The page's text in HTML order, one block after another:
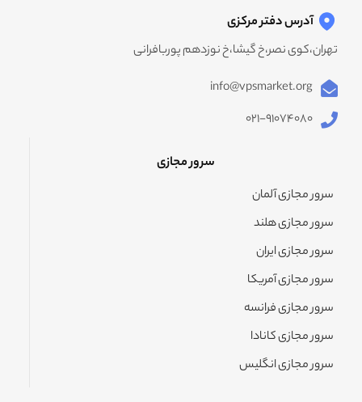
آدرس دفتر مرکزی
تهران،کوی نصر،خ گیشا،خ نوزدهم پوربافرانی
info@vpsmarket.org
۰۲۱-۹۱۰۷۴۰۸۰
سرور مجازی
سرور مجازی آلمان
سرور مجازی هلند
سرور مجازی ایران
سرور مجازی آمریکا
سرور مجازی فرانسه
سرور مجازی کانادا
سرور مجازی انگلیس